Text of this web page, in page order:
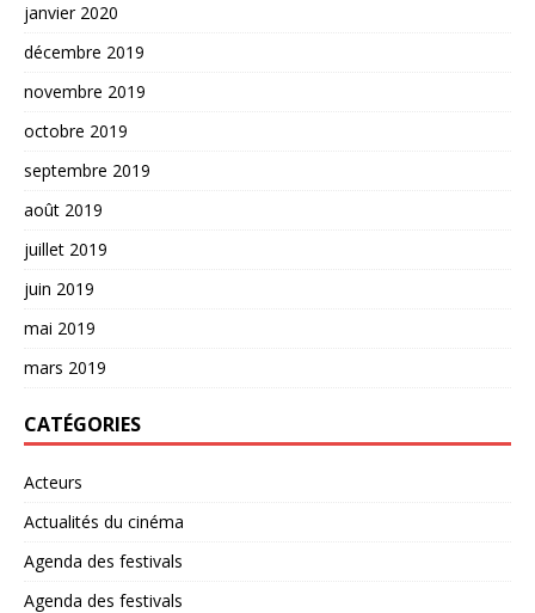
janvier 2020
décembre 2019
novembre 2019
octobre 2019
septembre 2019
août 2019
juillet 2019
juin 2019
mai 2019
mars 2019
CATÉGORIES
Acteurs
Actualités du cinéma
Agenda des festivals
Agenda des festivals